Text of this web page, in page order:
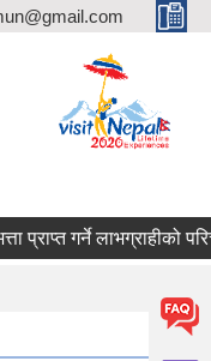
गर्ने लाभग्राहीको